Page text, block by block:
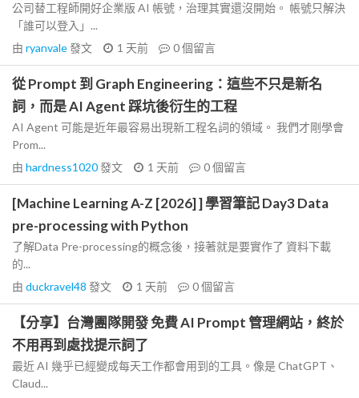
公司替工程師開好企業版 AI 帳號，治理其實還沒開始。 帳號只解決
「誰可以登入」...
由 ryanvale發文 1 天前 0個留言
從 Prompt 到 Graph Engineering：這些不只是新名
詞，而是 AI Agent 踩坑後衍生的工程
AI Agent 可能是近年最容易出現新工程名詞的領域。 我們才剛學會
Prom...
由 hardness1020發文 1 天前 0個留言
[Machine Learning A-Z [2026] ] 學習筆記 Day3 Data
pre-processing with Python
了解Data Pre-processing的概念後，接著就是要實作了 資料下載
的...
由 duckravel48 發文 1 天前 0個留言
【分享】台灣團隊開發 免費 AI Prompt 管理網站，終於
不用再到處找提示詞了
最近 AI 幾乎已經變成每天工作都會用到的工具。像是 ChatGPT、
Claud...